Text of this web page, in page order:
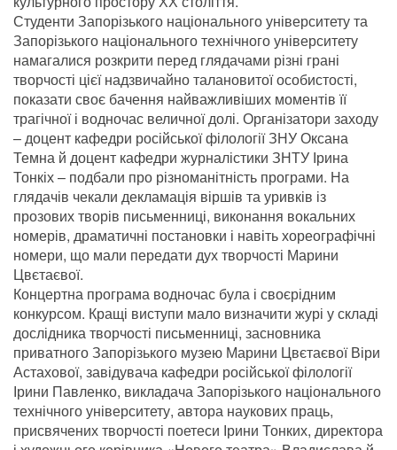
Студенти Запорізького національного університету та
Запорізького національного технічного університету
намагалися розкрити перед глядачами різні грані
творчості цієї надзвичайно талановитої особистості,
показати своє бачення найважливіших моментів її
трагічної і водночас величної долі. Організатори заходу
– доцент кафедри російської філології ЗНУ Оксана
Темна й доцент кафедри журналістики ЗНТУ Ірина
Тонкіх – подбали про різноманітність програми. На
глядачів чекали декламація віршів та уривків із
прозових творів письменниці, виконання вокальних
номерів, драматичні постановки і навіть хореографічні
номери, що мали передати дух творчості Марини
Цвєтаєвої.
Концертна програма водночас була і своєрідним
конкурсом. Кращі виступи мало визначити журі у складі
дослідника творчості письменниці, засновника
приватного Запорізького музею Марини Цвєтаєвої Віри
Астахової, завідувача кафедри російської філології
Ірини Павленко, викладача Запорізького національного
технічного університету, автора наукових праць,
присвячених творчості поетеси Ірини Тонких, директора